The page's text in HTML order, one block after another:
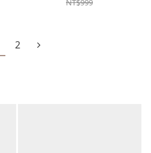
NT$999
2